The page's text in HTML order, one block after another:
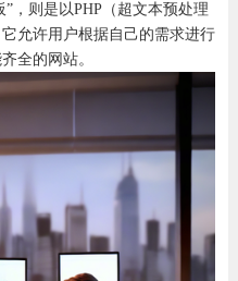
，则是以PHP（超文本预处理
允许用户根据自己的需求进行
全的网站。